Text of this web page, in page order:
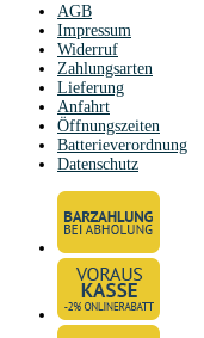
AGB
Impressum
Widerruf
Zahlungsarten
Lieferung
Anfahrt
Öffnungszeiten
Batterieverordnung
Datenschutz